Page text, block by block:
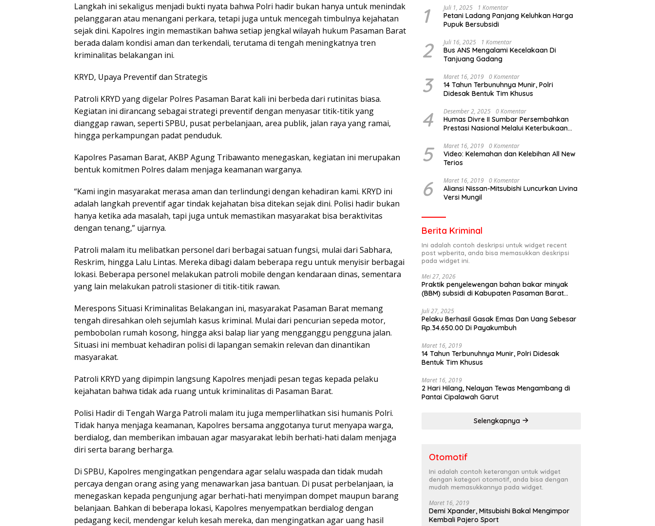
Langkah ini sekaligus menjadi bukti nyata bahwa Polri hadir bukan hanya untuk menindak
pelanggaran atau menangani perkara, tetapi juga untuk mencegah timbulnya kejahatan
sejak dini. Kapolres ingin memastikan bahwa setiap jengkal wilayah hukum Pasaman Barat
berada dalam kondisi aman dan terkendali, terutama di tengah meningkatnya tren
kriminalitas belakangan ini.
KRYD, Upaya Preventif dan Strategis
Patroli KRYD yang digelar Polres Pasaman Barat kali ini berbeda dari rutinitas biasa.
Kegiatan ini dirancang sebagai strategi preventif dengan menyasar titik-titik yang
dianggap rawan, seperti SPBU, pusat perbelanjaan, area publik, jalan raya yang ramai,
hingga perkampungan padat penduduk.
Kapolres Pasaman Barat, AKBP Agung Tribawanto menegaskan, kegiatan ini merupakan
bentuk komitmen Polres dalam menjaga keamanan warganya.
“Kami ingin masyarakat merasa aman dan terlindungi dengan kehadiran kami. KRYD ini
adalah langkah preventif agar tindak kejahatan bisa ditekan sejak dini. Polisi hadir bukan
hanya ketika ada masalah, tapi juga untuk memastikan masyarakat bisa beraktivitas
dengan tenang,” ujarnya.
Patroli malam itu melibatkan personel dari berbagai satuan fungsi, mulai dari Sabhara,
Reskrim, hingga Lalu Lintas. Mereka dibagi dalam beberapa regu untuk menyisir berbagai
lokasi. Beberapa personel melakukan patroli mobile dengan kendaraan dinas, sementara
yang lain melakukan patroli stasioner di titik-titik rawan.
Merespons Situasi Kriminalitas Belakangan ini, masyarakat Pasaman Barat memang
tengah diresahkan oleh sejumlah kasus kriminal. Mulai dari pencurian sepeda motor,
pembobolan rumah kosong, hingga aksi balap liar yang mengganggu pengguna jalan.
Situasi ini membuat kehadiran polisi di lapangan semakin relevan dan dinantikan
masyarakat.
Patroli KRYD yang dipimpin langsung Kapolres menjadi pesan tegas kepada pelaku
kejahatan bahwa tidak ada ruang untuk kriminalitas di Pasaman Barat.
Polisi Hadir di Tengah Warga Patroli malam itu juga memperlihatkan sisi humanis Polri.
Tidak hanya menjaga keamanan, Kapolres bersama anggotanya turut menyapa warga,
berdialog, dan memberikan imbauan agar masyarakat lebih berhati-hati dalam menjaga
diri serta barang berharga.
Di SPBU, Kapolres mengingatkan pengendara agar selalu waspada dan tidak mudah
percaya dengan orang asing yang menawarkan jasa bantuan. Di pusat perbelanjaan, ia
menegaskan kepada pengunjung agar berhati-hati menyimpan dompet maupun barang
belanjaan. Bahkan di beberapa lokasi, Kapolres menyempatkan berdialog dengan
pedagang kecil, mendengar keluh kesah mereka, dan mengingatkan agar uang hasil
1 Juli 1, 2025 1 Komentar
Petani Ladang Panjang Keluhkan Harga
Pupuk Bersubsidi
2 Juli 16, 2025 1 Komentar
Bus ANS Mengalami Kecelakaan Di
Tanjuang Gadang
3 Maret 16, 2019 0 Komentar
14 Tahun Terbunuhnya Munir, Polri
Didesak Bentuk Tim Khusus
4 Desember 2, 2025 0 Komentar
Humas Divre II Sumbar Persembahkan
Prestasi Nasional Melalui Keterbukaan
5 Maret 16, 2019 0 Komentar
Video: Kelemahan dan Kelebihan All New
Terios
6 Maret 16, 2019 0 Komentar
Aliansi Nissan-Mitsubishi Luncurkan Livina
Versi Mungil
Berita Kriminal
Ini adalah contoh deskripsi untuk widget recent
post wpberita, anda bisa memasukkan deskripsi
pada widget ini.
Mei 27, 2026
Praktik penyelewengan bahan bakar minyak
(BBM) subsidi di Kabupaten Pasaman Barat
Juli 27, 2025
Pelaku Berhasil Gasak Emas Dan Uang Sebesar
Rp.34.650.00 Di Payakumbuh
Maret 16, 2019
14 Tahun Terbunuhnya Munir, Polri Didesak
Bentuk Tim Khusus
Maret 16, 2019
2 Hari Hilang, Nelayan Tewas Mengambang di
Pantai Cipalawah Garut
Selengkapnya
Otomotif
Ini adalah contoh keterangan untuk widget
dengan kategori otomotif, anda bisa dengan
mudah memasukkannya pada widget.
Maret 16, 2019
Demi Xpander, Mitsubishi Bakal Mengimpor
Kembali Pajero Sport